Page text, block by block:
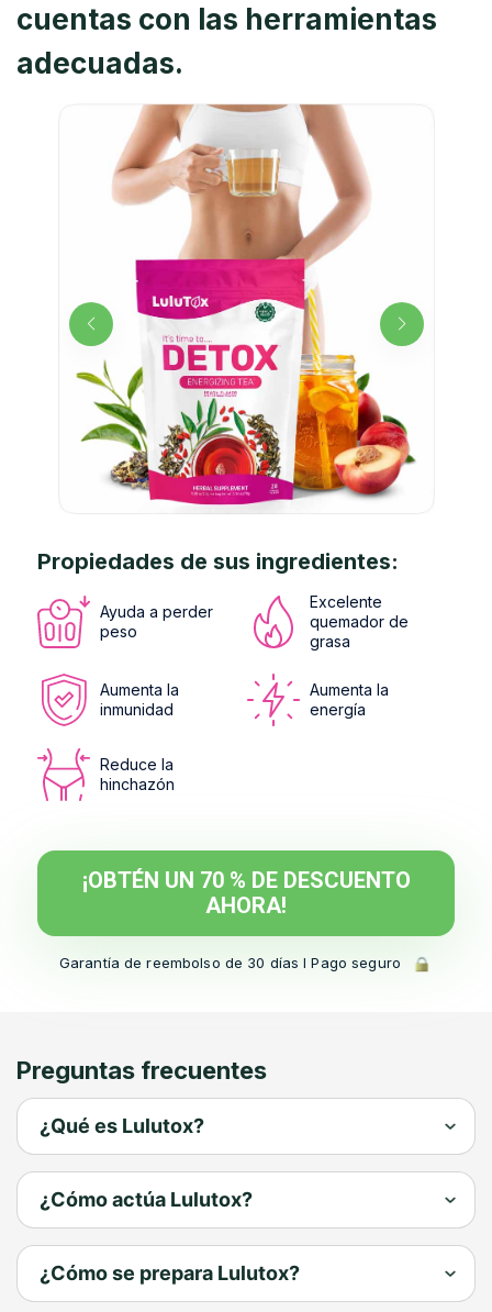
cuentas con las herramientas
adecuadas.
Propiedades de sus ingredientes:
Ayuda a perder
peso
Excelente
quemador de
grasa
Aumenta la
inmunidad
Aumenta la
energía
Reduce la
hinchazón
¡OBTÉN UN 70 % DE DESCUENTO
AHORA!
Garantía de reembolso de 30 días l Pago seguro
Preguntas frecuentes
¿Qué es Lulutox?
Lulutox es una mezcla de té de alta
calidad con sabor a melocotón,
elaborada con 13 poderosos ingredientes
diseñados para mejorar la salud en
¿Cómo actúa Lulutox?
Mejora tu salud con nuestro té
desintoxicante Lulutox: una mezcla única
de 13 poderosos superalimentos que
¿Cómo se prepara Lulutox?